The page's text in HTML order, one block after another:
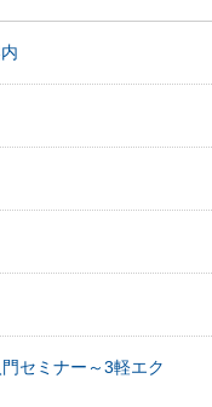
セミナー～3軽エク